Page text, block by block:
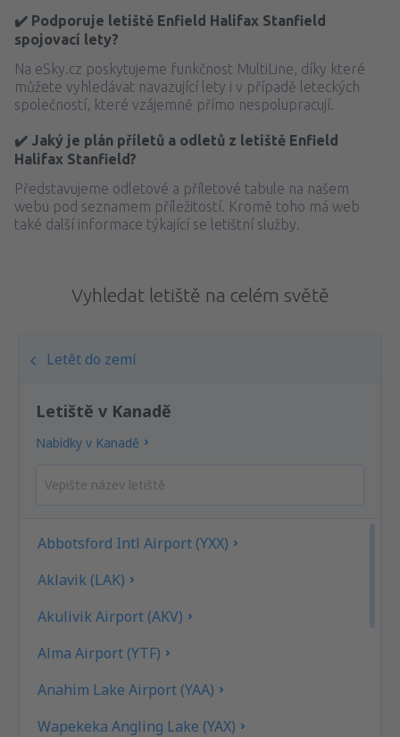
✔️ Podporuje letiště Enfield Halifax Stanfield
spojovací lety?
Na eSky.cz poskytujeme funkčnost MultiLine, díky které
můžete vyhledávat navazující lety i v případě leteckých
společností, které vzájemně přímo nespolupracují.
✔️ Jaký je plán příletů a odletů z letiště Enfield
Halifax Stanfield?
Představujeme odletové a příletové tabule na našem
webu pod seznamem příležitostí. Kromě toho má web
také další informace týkající se letištní služby.
Vyhledat letiště na celém světě
Letět do zemí
Letiště v Kanadě
Nabídky v Kanadě
Abbotsford Intl Airport (YXX)
Aklavik (LAK)
Akulivik Airport (AKV)
Alma Airport (YTF)
Anahim Lake Airport (YAA)
Wapekeka Angling Lake (YAX)